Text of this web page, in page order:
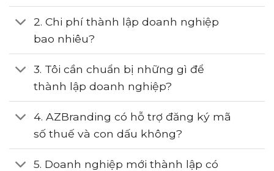
2. Chi phí thành lập doanh nghiệp
bao nhiêu?
3. Tôi cần chuẩn bị những gì để
thành lập doanh nghiệp?
4. AZBranding có hỗ trợ đăng ký mã
số thuế và con dấu không?
5. Doanh nghiệp mới thành lập có